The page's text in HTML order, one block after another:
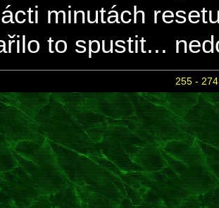
minutách
to spustit...
255 -